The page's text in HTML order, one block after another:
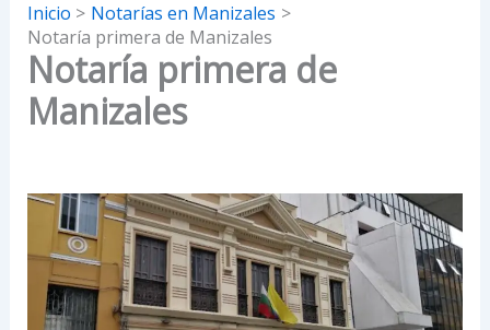
Inicio
Notarías en Manizales
Notaría primera de Manizales
Notaría primera de
Manizales